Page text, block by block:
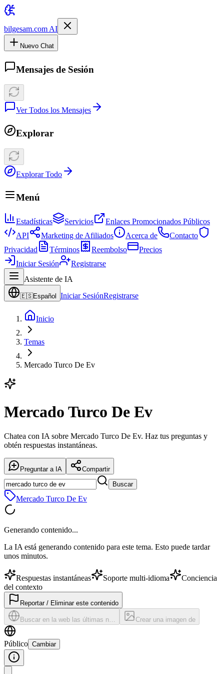
bilgesam.com AI
Nuevo Chat
Mensajes de Sesión
Ver Todos los Mensajes
Explorar
Explorar Todo
Menú
Estadísticas Servicios
Enlaces Promocionados Públicos
API
Marketing de Afiliados Acerca de
Contacto
Privacidad
Términos Reembolso
Precios
Iniciar Sesión
Registrarse
Asistente de IA
🇪🇸Español Iniciar SesiónRegistrarse
Inicio
Temas
Mercado Turco De Ev
Mercado Turco De Ev
Chatea con IA sobre Mercado Turco De Ev. Haz tus preguntas y
obtén respuestas instantáneas.
Preguntar a IA
Compartir
Buscar
Mercado Turco De Ev
Generando contenido...
La IA está generando contenido para este tema. Esto puede tardar
unos minutos.
Respuestas instantáneas Soporte multi-idioma
Conciencia
del contexto
Reportar / Eliminar este contenido
Buscar en la web las últimas n… Crear una imagen de
Público Cambiar